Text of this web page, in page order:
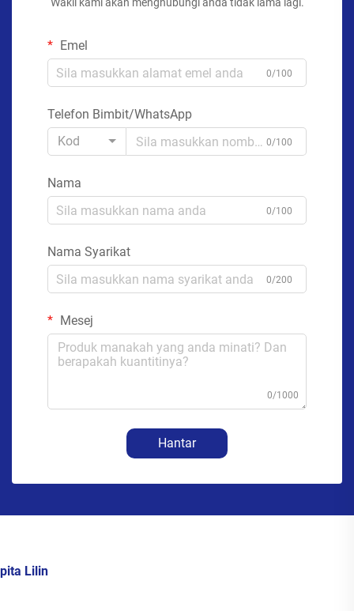
Emel
0/100
Telefon Bimbit/WhatsApp
Kod
0/100
Nama
0/100
Nama Syarikat
0/200
Mesej
0/1000
Hantar
pita Lilin